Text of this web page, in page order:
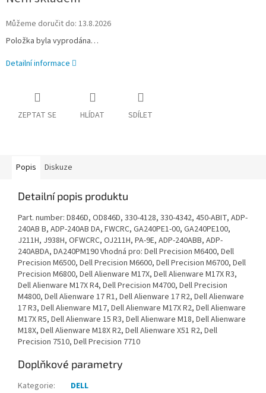
Můžeme doručit do: 13.8.2026
Položka byla vyprodána…
Detailní informace
ZEPTAT SE HLÍDAT SDÍLET
Popis Diskuze
Detailní popis produktu
Part. number: D846D, OD846D, 330-4128, 330-4342, 450-ABIT, ADP-
240AB B, ADP-240AB DA, FWCRC, GA240PE1-00, GA240PE100,
J211H, J938H, OFWCRC, OJ211H, PA-9E, ADP-240ABB, ADP-
240ABDA, DA240PM190 Vhodná pro: Dell Precision M6400, Dell
Precision M6500, Dell Precision M6600, Dell Precision M6700, Dell
Precision M6800, Dell Alienware M17X, Dell Alienware M17X R3,
Dell Alienware M17X R4, Dell Precision M4700, Dell Precision
M4800, Dell Alienware 17 R1, Dell Alienware 17 R2, Dell Alienware
17 R3, Dell Alienware M17, Dell Alienware M17X R2, Dell Alienware
M17X R5, Dell Alienware 15 R3, Dell Alienware M18, Dell Alienware
M18X, Dell Alienware M18X R2, Dell Alienware X51 R2, Dell
Precision 7510, Dell Precision 7710
Doplňkové parametry
Kategorie:
DELL